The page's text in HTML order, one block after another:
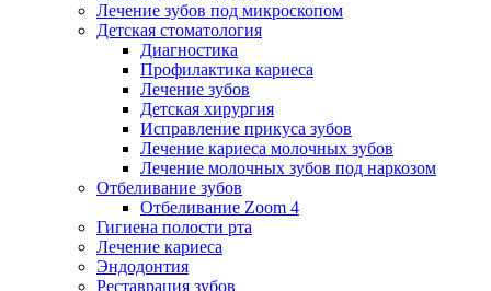
Лечение зубов под микроскопом
Детская стоматология
Диагностика
Профилактика кариеса
Лечение зубов
Детская хирургия
Исправление прикуса зубов
Лечение кариеса молочных зубов
Лечение молочных зубов под наркозом
Отбеливание зубов
Отбеливание Zoom 4
Гигиена полости рта
Лечение кариеса
Эндодонтия
Реставрация зубов